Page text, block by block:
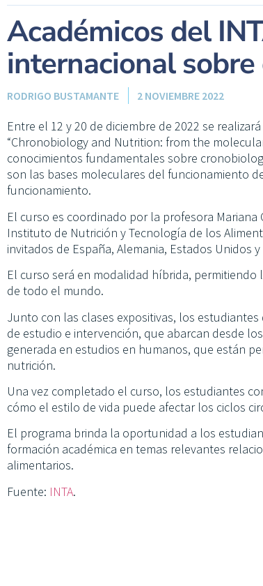
Académicos del
internacional
RODRIGO BUSTAMANTE 2 NOVIEMBRE 2022
Entre el 12 y 20 de diciembre de 2022 se
“Chronobiology and Nutrition: from the
conocimientos fundamentales sobre
son las bases moleculares del funcionamiento
funcionamiento.
El curso es coordinado por la profesora
Instituto de Nutrición y Tecnología de los
invitados de España, Alemania, Estados Unidos y
El curso será en modalidad híbrida,
de todo el mundo.
Junto con las clases expositivas, los
de estudio e intervención, que abarcan desde
generada en estudios en humanos, que están
nutrición.
Una vez completado el curso, los estudiantes
cómo el estilo de vida puede afectar los ciclos
El programa brinda la oportunidad a los
formación académica en temas relevantes
alimentarios.
Fuente: INTA.